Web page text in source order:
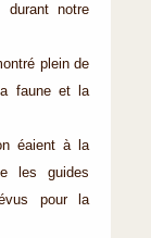
durant notre
plein de
faune et la
éaient à la
les guides
pour la